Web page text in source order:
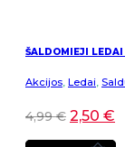
ŠALDOMIEJI
Akcijos, Ledai,
4,99€ 2,50 €